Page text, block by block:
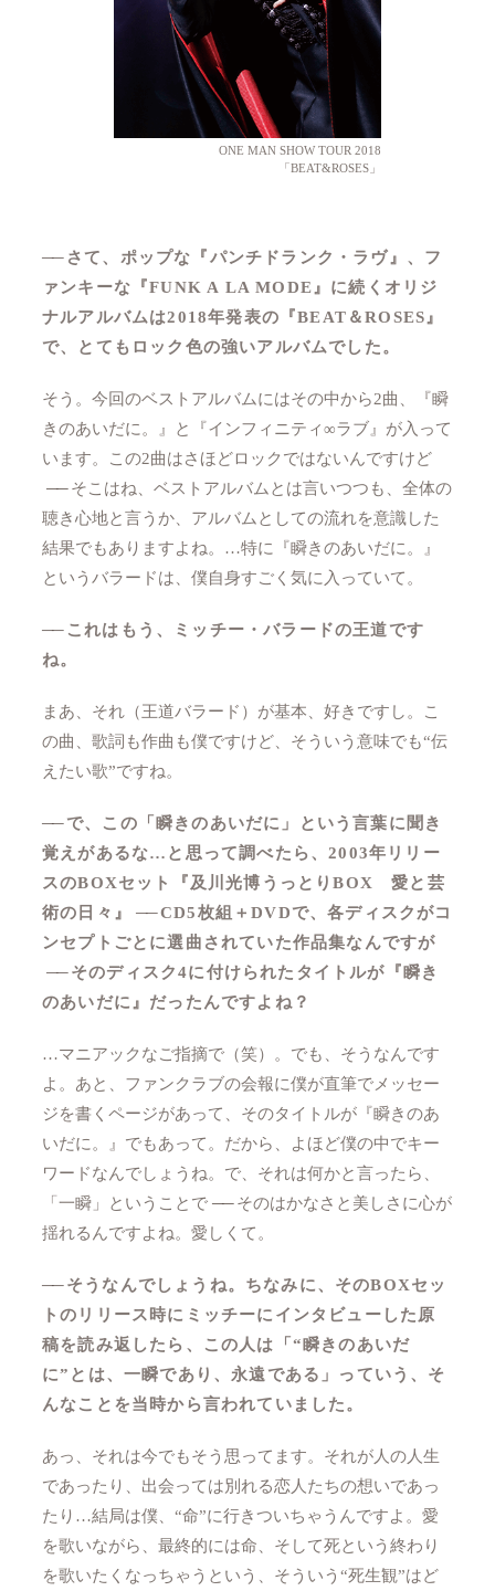
ONE MAN SHOW TOUR 2018
「BEAT&ROSES」
── さて、ポップな『パンチドランク・ラヴ』、フ
ァンキーな『FUNK A LA MODE』に続くオリジ
ナルアルバムは2018年発表の『BEAT＆ROSES』
で、とてもロック色の強いアルバムでした。
そう。今回のベストアルバムにはその中から2曲、『瞬
きのあいだに。』と『インフィニティ∞ラブ』が入って
います。この2曲はさほどロックではないんですけど
── そこはね、ベストアルバムとは言いつつも、全体の
聴き心地と言うか、アルバムとしての流れを意識した
結果でもありますよね。…特に『瞬きのあいだに。』
というバラードは、僕自身すごく気に入っていて。
── これはもう、ミッチー・バラードの王道です
ね。
まあ、それ（王道バラード）が基本、好きですし。こ
の曲、歌詞も作曲も僕ですけど、そういう意味でも“伝
えたい歌”ですね。
── で、この「瞬きのあいだに」という言葉に聞き
覚えがあるな…と思って調べたら、2003年リリー
スのBOXセット『及川光博うっとりBOX 愛と芸
術の日々』
── CD5枚組＋DVDで、各ディスクがコ
ンセプトごとに選曲されていた作品集なんですが
── そのディスク4に付けられたタイトルが『瞬き
のあいだに』だったんですよね？
…マニアックなご指摘で（笑）。でも、そうなんです
よ。あと、ファンクラブの会報に僕が直筆でメッセー
ジを書くページがあって、そのタイトルが『瞬きのあ
いだに。』でもあって。だから、よほど僕の中でキー
ワードなんでしょうね。で、それは何かと言ったら、
「一瞬」ということで ── そのはかなさと美しさに心が
揺れるんですよね。愛しくて。
── そうなんでしょうね。ちなみに、そのBOXセッ
トのリリース時にミッチーにインタビューした原
稿を読み返したら、この人は「“瞬きのあいだ
に”とは、一瞬であり、永遠である」っていう、そ
んなことを当時から言われていました。
あっ、それは今でもそう思ってます。それが人の人生
であったり、出会っては別れる恋人たちの想いであっ
たり…結局は僕、“命”に行きついちゃうんですよ。愛
を歌いながら、最終的には命、そして死という終わり
を歌いたくなっちゃうという、そういう“死生観”はど